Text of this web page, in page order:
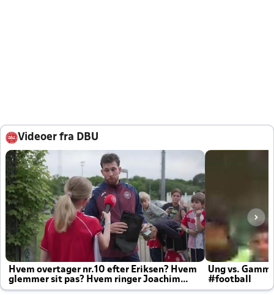
Videoer fra DBU
Hvem overtager nr.10 efter Eriksen? Hvem
glemmer sit pas? Hvem ringer Joachim
altid til efter kampe?
Ung vs.
#football